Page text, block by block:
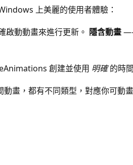
上美麗的使用者體驗：
動動畫來進行更新。 隱含動畫
創建並使用 明確的時
動畫，都有不同類型，對應你可